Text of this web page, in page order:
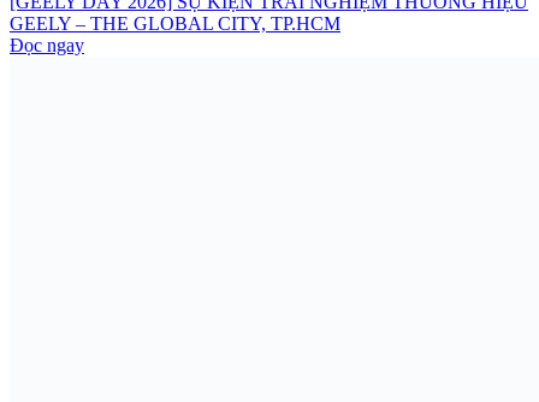
GEELY – THE GLOBAL CITY, TP.HCM
Đọc ngay